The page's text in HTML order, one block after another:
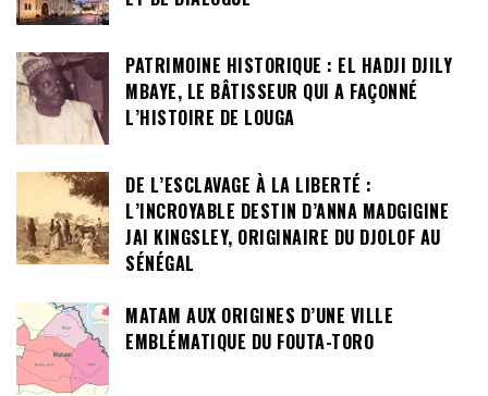
PATRIMOINE HISTORIQUE : EL HADJI DJILY
MBAYE, LE BÂTISSEUR QUI A FAÇONNÉ
L’HISTOIRE DE LOUGA
DE L’ESCLAVAGE À LA LIBERTÉ :
L’INCROYABLE DESTIN D’ANNA MADGIGINE
JAI KINGSLEY, ORIGINAIRE DU DJOLOF AU
SÉNÉGAL
MATAM AUX ORIGINES D’UNE VILLE
EMBLÉMATIQUE DU FOUTA-TORO